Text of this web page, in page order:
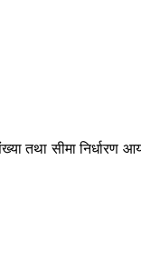
तथा सीमा निर्धारण